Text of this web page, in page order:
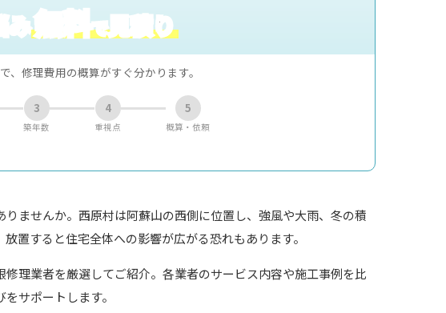
み無料で見積り
、修理費用の概算がすぐ分かります。
3
築年数
4
重視点
5
概算・依頼
ませんか。西原村は阿蘇山の西側に位置し、強風や大雨、冬の積
置すると住宅全体への影響が広がる恐れもあります。
理業者を厳選してご紹介。各業者のサービス内容や施工事例を比
サポートします。